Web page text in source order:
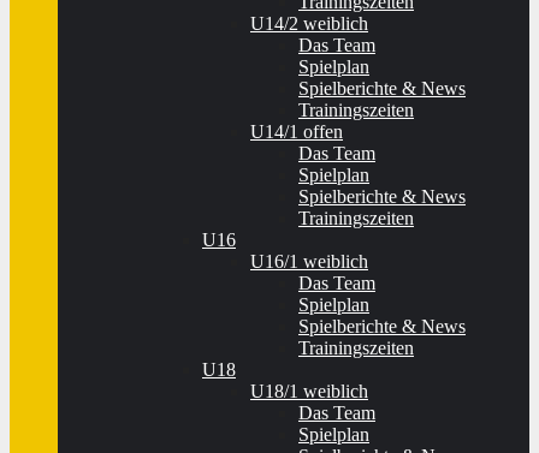
U14/2 weiblich
Das Team
Spielplan
Spielberichte & News
Trainingszeiten
U14/1 offen
Das Team
Spielplan
Spielberichte & News
Trainingszeiten
U16
U16/1 weiblich
Das Team
Spielplan
Spielberichte & News
Trainingszeiten
U18
U18/1 weiblich
Das Team
Spielplan